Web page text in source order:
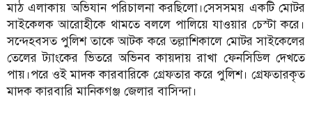
মাঠ এলাকায় অভিযান পরিচালনা করছিলো।সেসসময় একটি মোটর
সাইকেলক আরোহীকে থামতে বললে পালিয়ে যাওয়ার চেস্টা করে।
সন্দেহবসত পুলিশ তাকে আটক করে তল্লাশিকালে মোটর সাইকেলের
তেলের ট্যাংকের ভিতরে অভিনব কায়দায় রাখা ফেনসিডিল দেখতে
পায়।পরে ওই মাদক কারবারিকে গ্রেফতার করে পুলিশ। গ্রেফতারকৃত
মাদক কারবারি মানিকগঞ্জ জেলার বাসিন্দা।